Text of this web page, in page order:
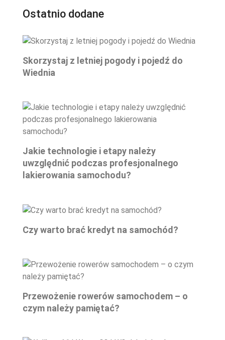
Ostatnio dodane
Skorzystaj z letniej pogody i pojedź do
Wiednia
Jakie technologie i etapy należy
uwzględnić podczas profesjonalnego
lakierowania samochodu?
Czy warto brać kredyt na samochód?
Przewożenie rowerów samochodem – o
czym należy pamiętać?